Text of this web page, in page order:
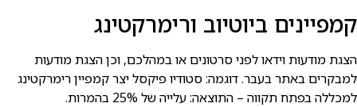
קמפיינים ביוטיוב ורימרקטינג
הצגת מודעות וידאו לפני סרטונים או במהלכם, וכן הצגת מודעות
למבקרים באתר בעבר. דוגמה: סטודיו פיקסל יצר קמפיין רימרקטינג
למכללה בפתח תקווה – התוצאה: עלייה של 25% בהמרות.